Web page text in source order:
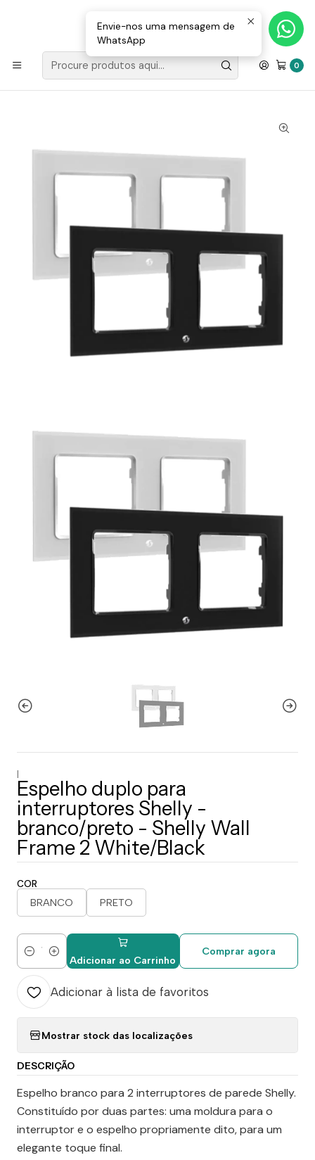
0
Loja Valongo: 220 150 143 (chamada para a rede fixa nacional) «»
E-mail: geral@movenergy.pt
Início MATERIAL ELÉTRICO
Espelho duplo para interruptores Shelly - branco/preto -
Shelly Wall Frame 2 White/Black
|
Espelho duplo para
interruptores Shelly -
branco/preto - Shelly Wall
Frame 2 White/Black
COR
BRANCO PRETO
QuantidadeAdicionar ao Carrinho
Comprar agora
Adicionar à lista de favoritos
Mostrar stock das localizações
DESCRIÇÃO
Espelho branco para 2 interruptores de parede Shelly.
Constituído por duas partes: uma moldura para o
interruptor e o espelho propriamente dito, para um
elegante toque final.
Envie-nos uma mensagem de
WhatsApp